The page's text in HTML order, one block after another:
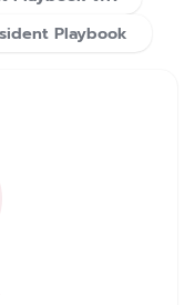
Playbook